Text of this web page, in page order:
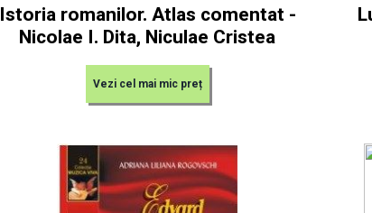
Istoria romanilor. Atlas comentat -
Nicolae I. Dita, Niculae Cristea
Vezi cel mai mic preț